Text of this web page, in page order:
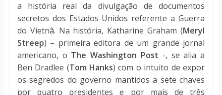
a história real da divulgação de documentos
secretos dos Estados Unidos referente a Guerra
do Vietnã. Na história, Katharine Graham (Meryl
Streep) – primeira editora de um grande jornal
americano, o The Washington Post -, se alia a
Ben Dradlee (Tom Hanks) com o intuito de expor
os segredos do governo mantidos a sete chaves
por quatro presidentes e por mais de três